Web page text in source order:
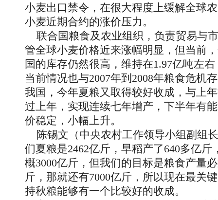
小麦出口禁令，在很大程度上缓解全球
小麦近期合约的涨价压力。
联合国粮食及农业组织，负责贸易与
管全球小麦价格近来涨幅明显，但当前
国的库存仍然很高，维持在1.97亿吨左
当前情况也与2007年到2008年粮食危机
我国，今年夏粮又取得较好收成，与上
过上年，实现连续七年增产，下半年有
价稳定，小幅上升。
陈锡文（中央农村工作领导小组副组
们夏粮是2462亿斤，早稻产了640多亿斤
概3000亿斤，但我们的目标是粮食产量
斤，那就还有7000亿斤，所以现在最关
持秋粮能够有一个比较好的收成。